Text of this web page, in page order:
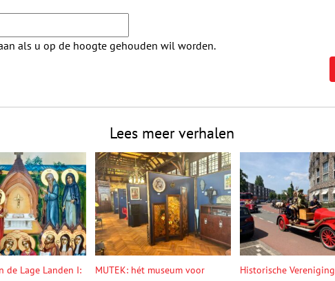
als u op de hoogte gehouden wil worden.
Lees meer verhalen
de Lage Landen I:
MUTEK: hét museum voor
Historische Vereniging